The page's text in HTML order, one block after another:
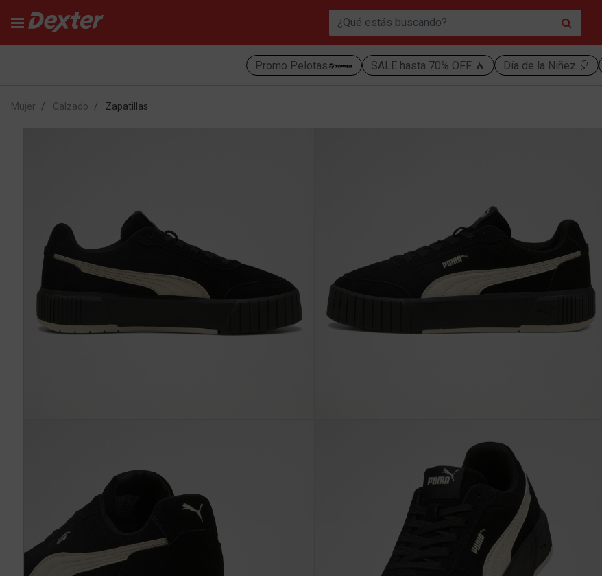
Promo Pelotas SALE hasta 70% OFF 🔥 Día de la Niñez 🎈
Mujer Calzado Zapatillas